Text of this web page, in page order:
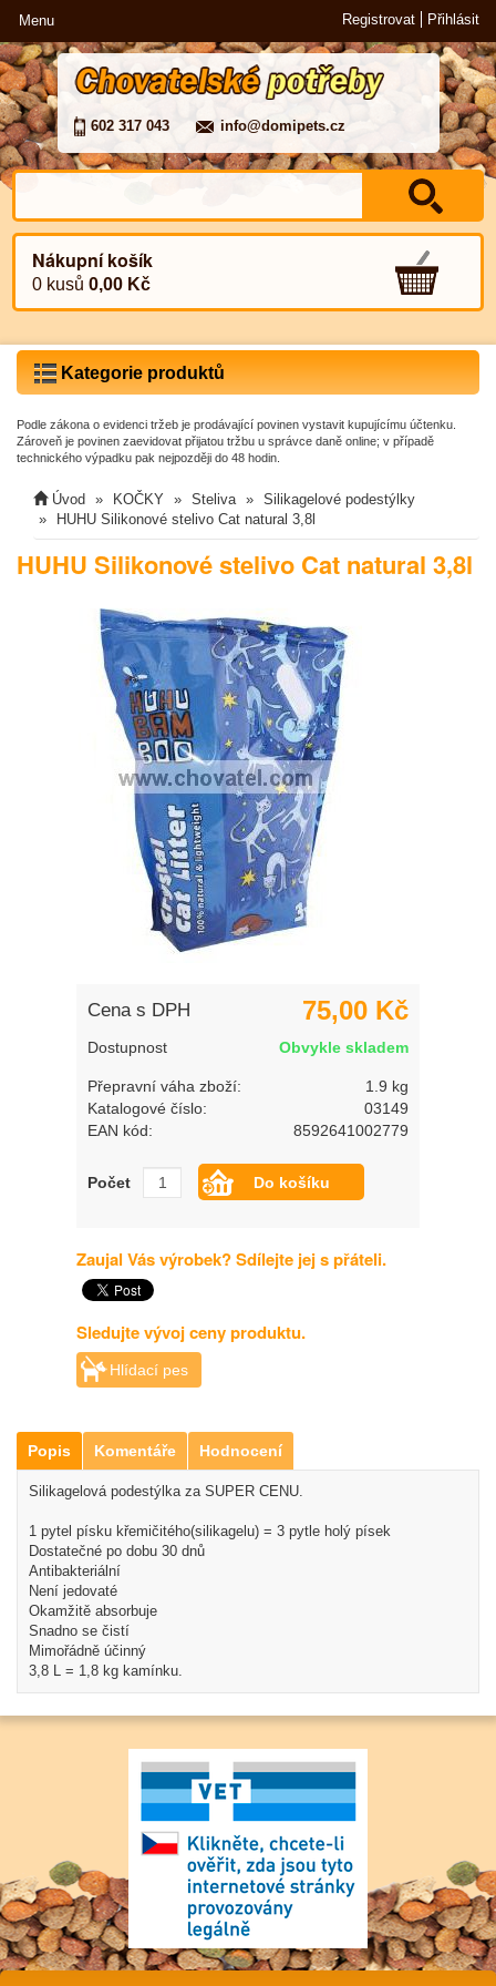
Menu Registrovat Přihlásit
602 317 043 info@domipets.cz
Nákupní košík
0 kusů0,00 Kč
Kategorie produktů
Podle zákona o evidenci tržeb je prodávající povinen vystavit kupujícímu účtenku.
Zároveň je povinen zaevidovat přijatou tržbu u správce daně online; v případě
technického výpadku pak nejpozději do 48 hodin.
Úvod KOČKY Steliva
Silikagelové podestýlky
HUHU Silikonové stelivo Cat natural 3,8l
HUHU Silikonové stelivo Cat natural 3,8l
Cena s DPH 75,00 Kč
Dostupnost Obvykle skladem
Přepravní váha zboží:
1.9 kg
Katalogové číslo:
03149
EAN kód:
8592641002779
Počet
Zaujal Vás výrobek? Sdílejte jej s přáteli.
Sledujte vývoj ceny produktu.
Hlídací pes
Popis Komentáře Hodnocení
Silikagelová podestýlka za SUPER CENU.
1 pytel písku křemičitého(silikagelu) = 3 pytle holý písek
Dostatečné po dobu 30 dnů
Antibakteriální
Není jedovaté
Okamžitě absorbuje
Snadno se čistí
Mimořádně účinný
3,8 L = 1,8 kg kamínku.